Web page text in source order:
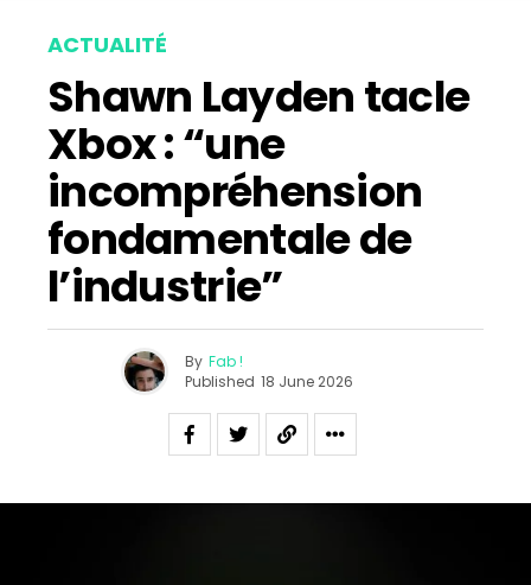
ACTUALITÉ
Shawn Layden tacle
Xbox : “une
incompréhension
fondamentale de
l’industrie”
By Fab !
Published 18 June 2026